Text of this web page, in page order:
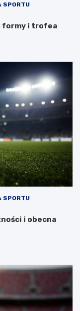
SPORTU
formy i trofea
SPORTU
i obecna